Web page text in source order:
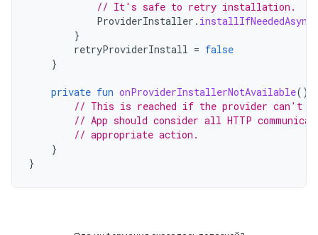
// It's safe to retry installation.
ProviderInstaller . installIfNeededAsync
}
retryProviderInstall = false
}
private fun onProviderInstallerNotAvailable()
// This is reached if the provider can't be
// App should consider all HTTP
// appropriate action.
}
}